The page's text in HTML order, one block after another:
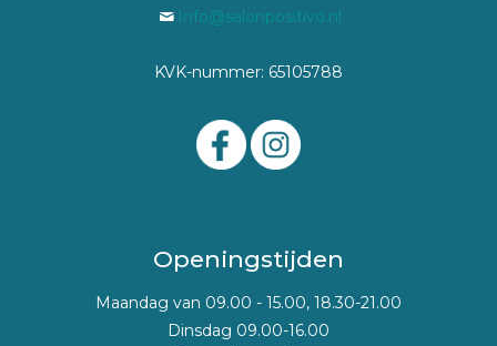
Info@salonpositivo.nl
KVK-nummer: 65105788
Openingstijden
Maandag van 09.00 - 15.00, 18.30-21.00
Dinsdag 09.00-16.00